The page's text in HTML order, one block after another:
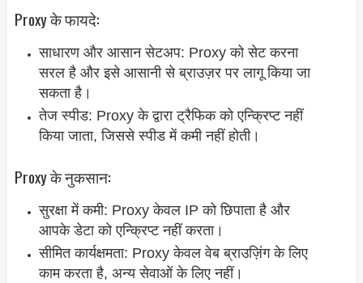
Proxy के फायदे:
साधारण और आसान सेटअप: Proxy को सेट करना
सरल है और इसे आसानी से ब्राउज़र पर लागू किया जा
सकता है।
तेज स्पीड: Proxy के द्वारा ट्रैफिक को एन्क्रिप्ट नहीं
किया जाता, जिससे स्पीड में कमी नहीं होती।
Proxy के नुकसान:
सुरक्षा में कमी: Proxy केवल IP को छिपाता है और
आपके डेटा को एन्क्रिप्ट नहीं करता।
सीमित कार्यक्षमता: Proxy केवल वेब ब्राउज़िंग के लिए
काम करता है, अन्य सेवाओं के लिए नहीं।